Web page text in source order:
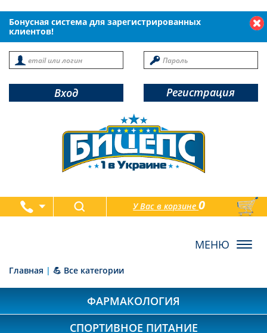
Бонусная система для зарегистрированных
клиентов!
Вход Регистрация
У Вас в корзине0
товаров
Главная | 💪 Все категории
ФАРМАКОЛОГИЯ
СПОРТИВНОЕ ПИТАНИЕ